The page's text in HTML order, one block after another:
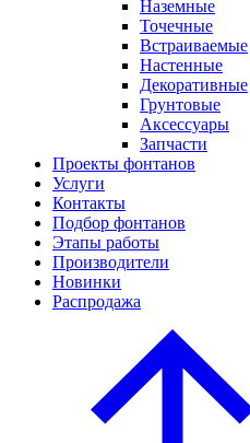
Наземные
Точечные
Встраиваемые
Настенные
Декоративные
Грунтовые
Аксессуары
Запчасти
Проекты фонтанов
Услуги
Контакты
Подбор фонтанов
Этапы работы
Производители
Новинки
Распродажа